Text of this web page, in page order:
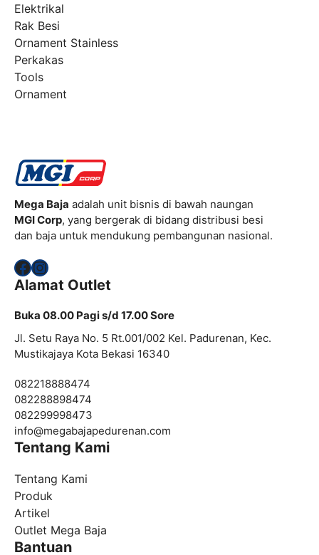
Elektrikal
Rak Besi
Ornament Stainless
Perkakas
Tools
Ornament
Mega Baja adalah unit bisnis di bawah naungan
MGI Corp, yang bergerak di bidang distribusi besi
dan baja untuk mendukung pembangunan nasional.
Facebook
Instagram
Alamat Outlet
Buka 08.00 Pagi s/d 17.00 Sore
Jl. Setu Raya No. 5 Rt.001/002 Kel. Padurenan, Kec.
Mustikajaya Kota Bekasi 16340
082218888474
082288898474
082299998473
info@megabajapedurenan.com
Tentang Kami
Tentang Kami
Produk
Artikel
Outlet Mega Baja
Bantuan